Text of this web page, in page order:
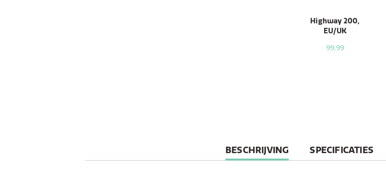
Highway 200,
EU/UK
99,99
CURRENT
TAB:
BESCHRIJVING SPECIFICATIES